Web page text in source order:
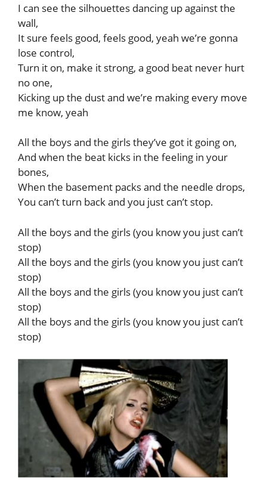
I can see the silhouettes dancing up against the
wall,
It sure feels good, feels good, yeah we’re gonna
lose control,
Turn it on, make it strong, a good beat never hurt
no one,
Kicking up the dust and we’re making every move
me know, yeah
All the boys and the girls they’ve got it going on,
And when the beat kicks in the feeling in your
bones,
When the basement packs and the needle drops,
You can’t turn back and you just can’t stop.
All the boys and the girls (you know you just can’t
stop)
All the boys and the girls (you know you just can’t
stop)
All the boys and the girls (you know you just can’t
stop)
All the boys and the girls (you know you just can’t
stop)